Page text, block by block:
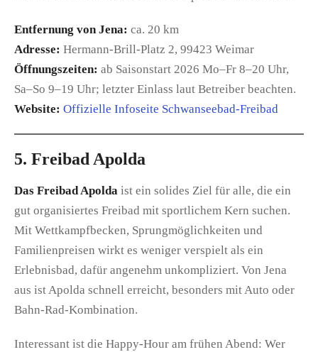
Entfernung von Jena: ca. 20 km
Adresse: Hermann-Brill-Platz 2, 99423 Weimar
Öffnungszeiten: ab Saisonstart 2026 Mo–Fr 8–20 Uhr,
Sa–So 9–19 Uhr; letzter Einlass laut Betreiber beachten.
Website: Offizielle Infoseite Schwanseebad-Freibad
5. Freibad Apolda
Das Freibad Apolda ist ein solides Ziel für alle, die ein
gut organisiertes Freibad mit sportlichem Kern suchen.
Mit Wettkampfbecken, Sprungmöglichkeiten und
Familienpreisen wirkt es weniger verspielt als ein
Erlebnisbad, dafür angenehm unkompliziert. Von Jena
aus ist Apolda schnell erreicht, besonders mit Auto oder
Bahn-Rad-Kombination.
Interessant ist die Happy-Hour am frühen Abend: Wer